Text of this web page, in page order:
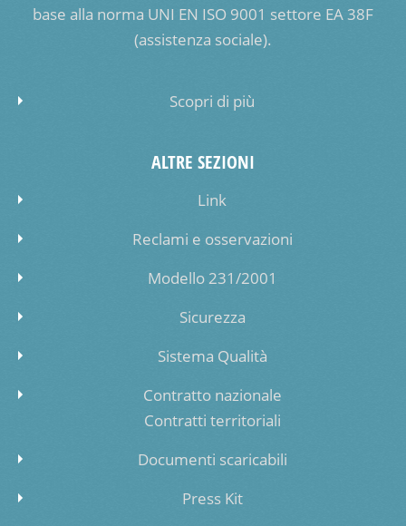
base alla norma UNI EN ISO 9001 settore EA 38F
(assistenza sociale).
Scopri di più
ALTRE SEZIONI
Link
Reclami e osservazioni
Modello 231/2001
Sicurezza
Sistema Qualità
Contratto nazionale
Contratti territoriali
Documenti scaricabili
Press Kit